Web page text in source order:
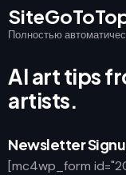
Полностью
AI art tips
artists.
Newsletter
[mc4wp_form